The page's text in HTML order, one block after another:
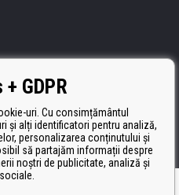
certificat
GDPR
uri. Cu consimțământul
și alți identificatori pentru analiză,
personalizarea conținutului și
să partajăm informații despre
noștri de publicitate, analiză și